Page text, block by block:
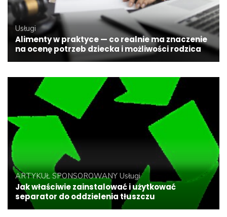
Usługi
Alimenty w praktyce — co realnie ma znaczenie
na ocenę potrzeb dziecka i możliwości rodzica
ARTYKUŁ SPONSOROWANY Usługi
Jak właściwie zainstalować i użytkować
separator do oddzielenia tłuszczu